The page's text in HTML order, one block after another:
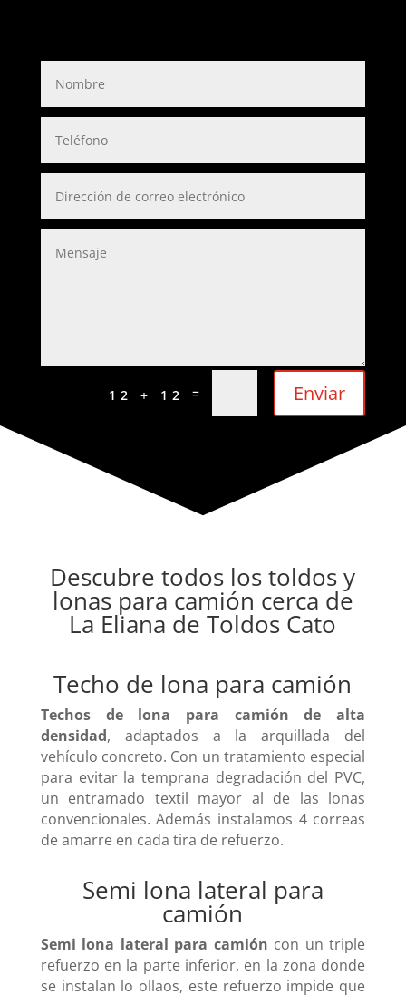
12 + 12 = Enviar
Descubre todos los toldos y
lonas para camión cerca de
La Eliana de Toldos Cato
Techo de lona para camión
Techos de lona para camión de alta
densidad, adaptados a la arquillada del
vehículo concreto. Con un tratamiento especial
para evitar la temprana degradación del PVC,
un entramado textil mayor al de las lonas
convencionales. Además instalamos 4 correas
de amarre en cada tira de refuerzo.
Semi lona lateral para
camión
Semi lona lateral para camión con un triple
refuerzo en la parte inferior, en la zona donde
se instalan lo ollaos, este refuerzo impide que